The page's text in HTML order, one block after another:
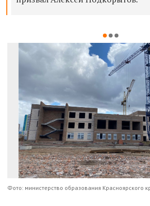
Фото: министерство образования Красноярского